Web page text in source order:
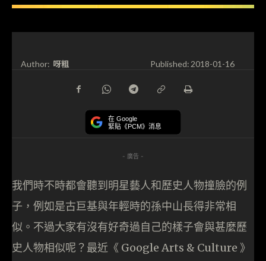
Author: 呀粗 Published:2018-01-16
在 Google
緊貼《PCM》消息
- 廣告 -
我們時不時都會聽到明星藝人和歷史人物撞臉的例
子，例如是古巨基與年輕時的孫中山長得非常相
似。不過大家有沒有好奇過自己的樣子會與甚麼歷
史人物相似呢？最近《 Google Arts & Culture 》